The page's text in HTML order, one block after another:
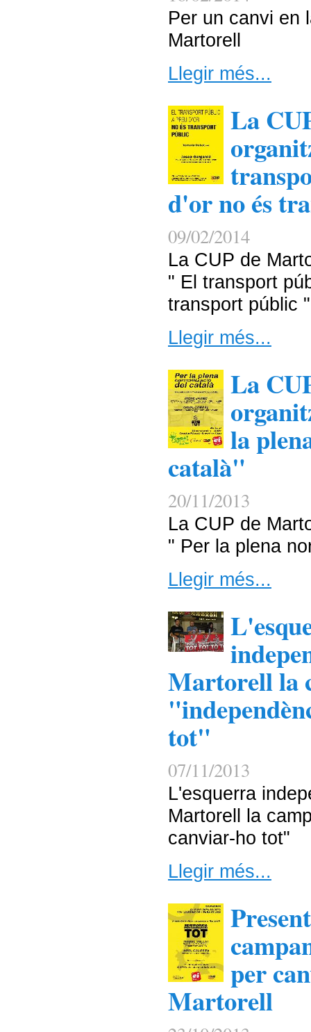
Per un canvi en
Martorell
Llegir més...
La
d'or no és
09/02/2014
La CUP de
" El transport
transport públic "
Llegir més...
La
la
català"
20/11/2013
La CUP de
" Per la plena
Llegir més...
Martorell la
tot"
07/11/2013
L'esquerra
Martorell la
canviar-ho tot"
Llegir més...
per
Martorell